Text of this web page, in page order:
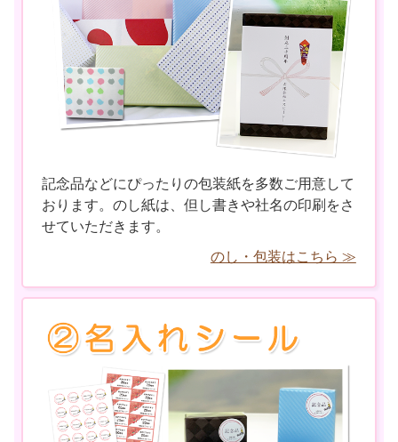
記念品などにぴったりの包装紙を多数ご用意して
おります。のし紙は、但し書きや社名の印刷をさ
せていただきます。
のし・包装はこちら ≫